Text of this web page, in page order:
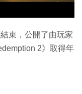
束，公開了由玩家
2》取得年